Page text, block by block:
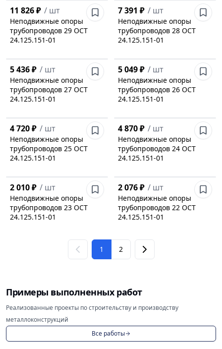
11 826 ₽ / шт
Неподвижные опоры
трубопроводов 29 ОСТ
24.125.151-01
7 391 ₽ / шт
Неподвижные опоры
трубопроводов 28 ОСТ
24.125.151-01
5 436 ₽ / шт
Неподвижные опоры
трубопроводов 27 ОСТ
24.125.151-01
5 049 ₽ / шт
Неподвижные опоры
трубопроводов 26 ОСТ
24.125.151-01
4 720 ₽ / шт
Неподвижные опоры
трубопроводов 25 ОСТ
24.125.151-01
4 870 ₽ / шт
Неподвижные опоры
трубопроводов 24 ОСТ
24.125.151-01
2 010 ₽ / шт
Неподвижные опоры
трубопроводов 23 ОСТ
24.125.151-01
2 076 ₽ / шт
Неподвижные опоры
трубопроводов 22 ОСТ
24.125.151-01
1 2
Примеры выполненных работ
Реализованные проекты по строительству и производству
металлоконструкций
Все работы